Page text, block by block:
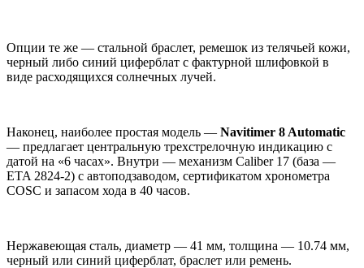
Опции те же — стальной браслет, ремешок из телячьей кожи,
черный либо синий циферблат с фактурной шлифовкой в
виде расходящихся солнечных лучей.
Наконец, наиболее простая модель — Navitimer 8 Automatic
— предлагает центральную трехстрелочную индикацию с
датой на «6 часах». Внутри — механизм Caliber 17 (база —
ETA 2824-2) с автоподзаводом, сертификатом хронометра
COSC и запасом хода в 40 часов.
Нержавеющая сталь, диаметр — 41 мм, толщина — 10.74 мм,
черный или синий циферблат, браслет или ремень.